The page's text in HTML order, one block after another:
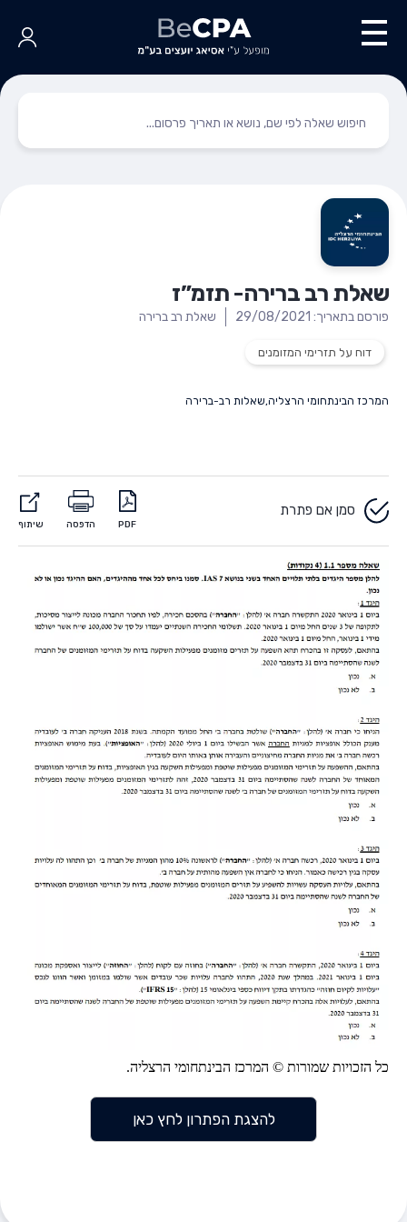
שאלת רב ברירה- תזמ”ז
פורסם בתאריך: 29/08/2021 שאלת רב ברירה
דוח על תזרימי המזומנים
המרכז הבינתחומי הרצליה,שאלות רב-ברירה
סמן אם פתרת
PDF הדפסה שיתוף
כל הזכויות שמורות © המרכז הבינתחומי הרצליה.
להצגת הפתרון לחץ כאן